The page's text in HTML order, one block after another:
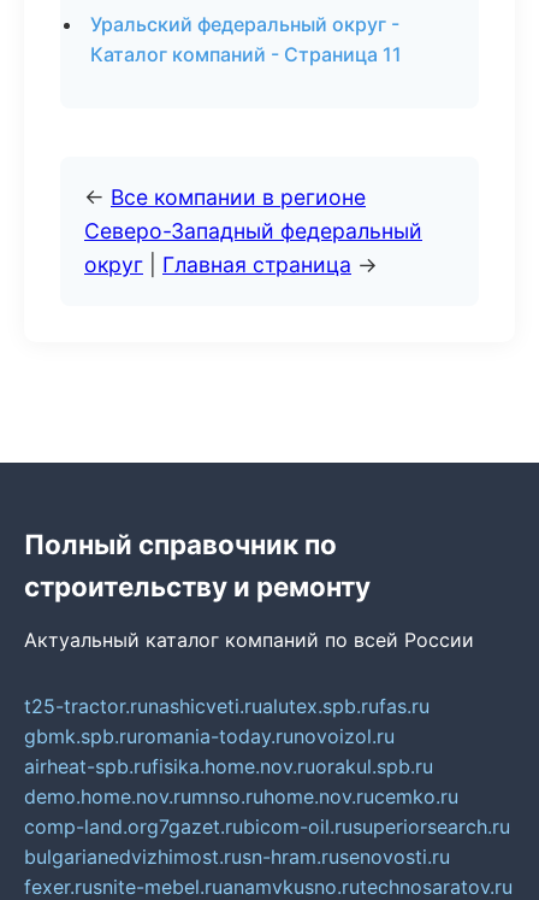
Уральский федеральный округ -
Каталог компаний - Страница 11
← Все компании в регионе
Северо-Западный федеральный
округ
Главная страница →
Полный справочник по
строительству и ремонту
Актуальный каталог компаний по всей России
t25-tractor.runashicveti.rualutex.spb.rufas.ru
gbmk.spb.ruromania-today.runovoizol.ru
airheat-spb.rufisika.home.nov.ruorakul.spb.ru
demo.home.nov.rumnso.ruhome.nov.rucemko.ru
comp-land.org7gazet.rubicom-oil.rusuperiorsearch.ru
bulgarianedvizhimost.rusn-hram.rusenovosti.ru
fexer.rusnite-mebel.ruanamvkusno.rutechnosaratov.ru